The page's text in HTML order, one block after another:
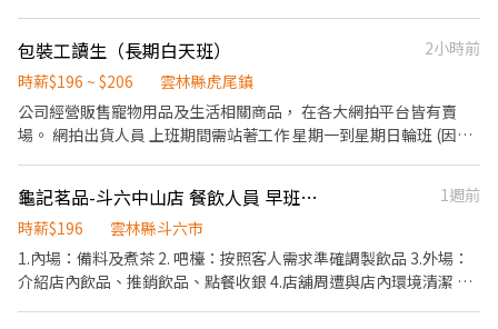
包裝工讀生（長期白天班）
2小時前
時薪$196 ~ $206
雲林縣虎尾鎮
公司經營販售寵物用品及生活相關商品， 在各大網拍平台皆有賣
場。 網拍出貨人員 上班期間需站著工作 星期一到星期日輪班 (因工
查與入庫 4.倉庫庫存盤點及歸位 （需搬重，重物約15~25KG，並非
常態搬重物） 5.環境整潔維持 6.配合各項交辦事項 工作時段：
9:00-12:00 13:00-18:00 有勞保、勞退6%、職災保險 薪水時薪196
元（依照法定薪資） 需要細心認真、反應靈敏、抗壓性高 表現佳、
龜記茗品-斗六中山店 餐飲人員 早班人員 正
1週前
時薪$196
雲林縣斗六市
1.內場：備料及煮茶 2. 吧檯：按照客人需求準確調製飲品 3.外場：
介紹店內飲品、推銷飲品、點餐收銀 4.店舖周遭與店內環境清潔 5.